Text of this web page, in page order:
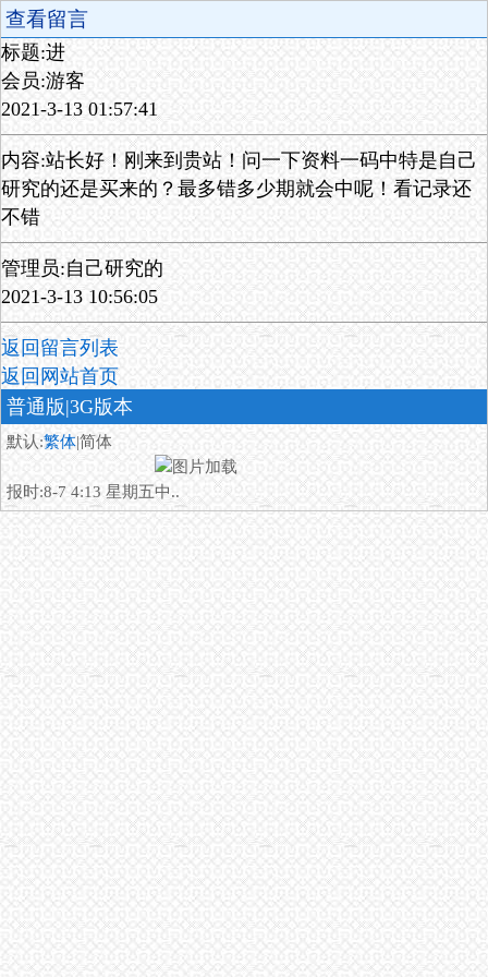
查看留言
标题:进
会员:游客
2021-3-13 01:57:41
内容:站长好！刚来到贵站！问一下资料一码中特是自己
研究的还是买来的？最多错多少期就会中呢！看记录还
不错
管理员:自己研究的
2021-3-13 10:56:05
返回留言列表
返回网站首页
普通版|3G版本
默认:繁体|简体
报时:8-7 4:13 星期五